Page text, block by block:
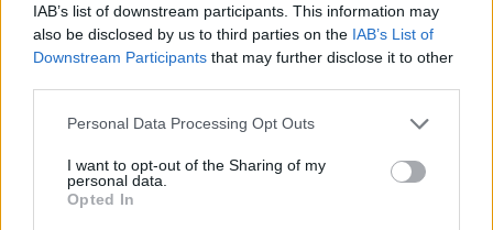
IAB’s list of downstream participants. This information may
also be disclosed by us to third parties on the IAB’s List of
Downstream Participants that may further disclose it to other
Personal Data Processing Opt Outs
I want to opt-out of the Sharing of my
personal data.
Opted In